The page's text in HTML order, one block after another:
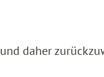
daher